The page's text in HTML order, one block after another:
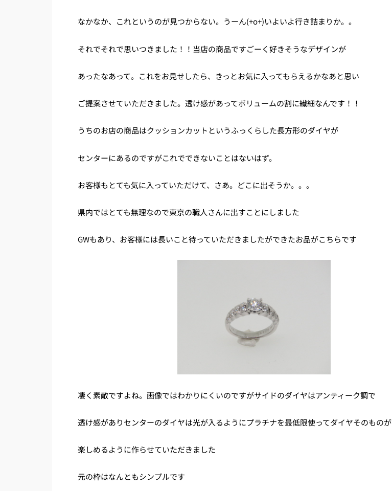
なかなか、これというのが見つからない。うーん(+o+)いよいよ行き詰まりか。。
それでそれで思いつきました！！当店の商品ですごーく好きそうなデザインが
あったなあって。これをお見せしたら、きっとお気に入ってもらえるかなあと思い
ご提案させていただきました。透け感があってボリュームの割に繊細なんです！！
うちのお店の商品はクッションカットというふっくらした長方形のダイヤが
センターにあるのですがこれでできないことはないはず。
お客様もとても気に入っていただけて、さあ。どこに出そうか。。。
県内ではとても無理なので東京の職人さんに出すことにしました
GWもあり、お客様には長いこと待っていただきましたができたお品がこちらです
凄く素敵ですよね。画像ではわかりにくいのですがサイドのダイヤはアンティーク調で
透け感がありセンターのダイヤは光が入るようにプラチナを最低限使ってダイヤそのものが
楽しめるように作らせていただきました
元の枠はなんともシンプルです